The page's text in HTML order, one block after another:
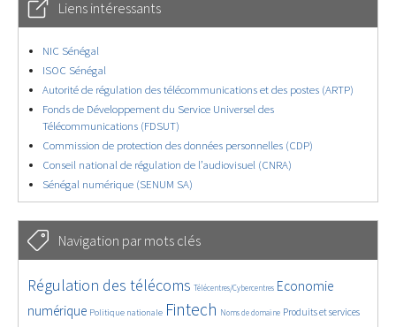
Liens intéressants
NIC Sénégal
ISOC Sénégal
Autorité de régulation des télécommunications et des postes (ARTP)
Fonds de Développement du Service Universel des
Télécommunications (FDSUT)
Commission de protection des données personnelles (CDP)
Conseil national de régulation de l’audiovisuel (CNRA)
Sénégal numérique (SENUM SA)
Navigation par mots clés
4554/5630
Régulation des télécoms
351/5630 Télécentres/Cybercentres
3613/5630
Economie
numérique
1839/5630 Politique nationale
5246/5630 Fintech
607/5630 Noms de domaine
2213/5630 Produits et services
1536/5630